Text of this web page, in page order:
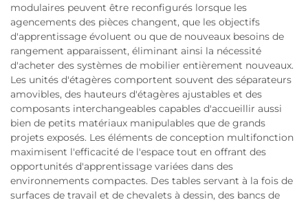
modulaires peuvent être reconfigurés lorsque les
agencements des pièces changent, que les objectifs
d'apprentissage évoluent ou que de nouveaux besoins de
rangement apparaissent, éliminant ainsi la nécessité
d'acheter des systèmes de mobilier entièrement nouveaux.
Les unités d'étagères comportent souvent des séparateurs
amovibles, des hauteurs d'étagères ajustables et des
composants interchangeables capables d'accueillir aussi
bien de petits matériaux manipulables que de grands
projets exposés. Les éléments de conception multifonction
maximisent l'efficacité de l'espace tout en offrant des
opportunités d'apprentissage variées dans des
environnements compactes. Des tables servant à la fois de
surfaces de travail et de chevalets à dessin, des bancs de